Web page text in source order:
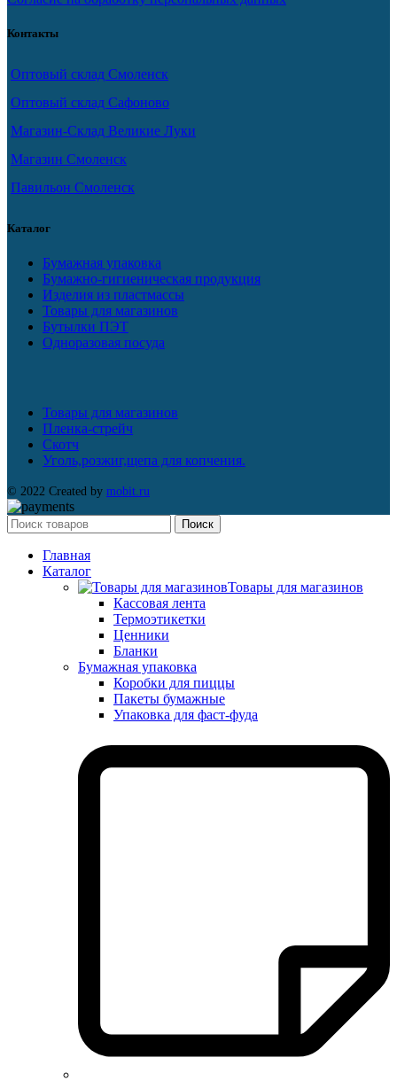
Контакты
Оптовый склад Смоленск
Оптовый склад Сафоново
Магазин-Склад Великие Луки
Магазин Смоленск
Павильон Смоленск
Каталог
Бумажная упаковка
Бумажно-гигиеническая продукция
Изделия из пластмассы
Товары для магазинов
Бутылки ПЭТ
Одноразовая посуда
Товары для магазинов
Пленка-стрейч
Скотч
Уголь,розжиг,щепа для копчения.
© 2022 Created by mobit.ru
Поиск
Главная
Каталог
Товары для магазинов
Кассовая лента
Термоэтикетки
Ценники
Бланки
Бумажная упаковка
Коробки для пиццы
Пакеты бумажные
Упаковка для фаст-фуда